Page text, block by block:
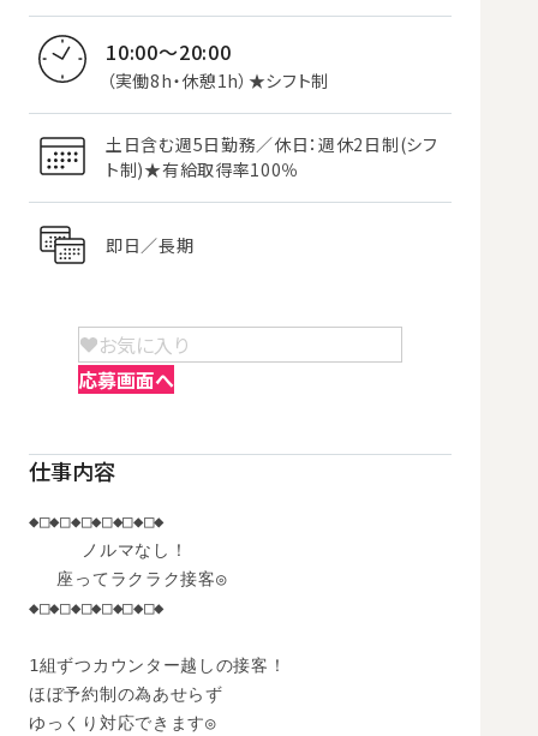
10:00～20:00
（実働8h・休憩1h）★シフト制
土日含む週5日勤務／休日：週休2日制(シフ
ト制)★有給取得率100％
即日／長期
お気に入り
応募画面へ
仕事内容
◆□◆□◆□◆□◆□◆□◆
ノルマなし！
座ってラクラク接客◎
◆□◆□◆□◆□◆□◆□◆
1組ずつカウンター越しの接客！
ほぼ予約制の為あせらず
ゆっくり対応できます◎